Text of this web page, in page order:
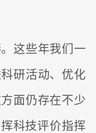
这些年我们一
研活动、优化
面仍存在不少
科技评价指挥